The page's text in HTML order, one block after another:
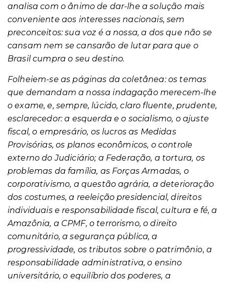
analisa com o ânimo de dar-lhe a solução mais
conveniente aos interesses nacionais, sem
preconceitos: sua voz é a nossa, a dos que não se
cansam nem se cansarão de lutar para que o
Brasil cumpra o seu destino.
Folheiem-se as páginas da coletânea: os temas
que demandam a nossa indagação merecem-lhe
o exame, e, sempre, lúcido, claro fluente, prudente,
esclarecedor: a esquerda e o socialismo, o ajuste
fiscal, o empresário, os lucros as Medidas
Provisórias, os planos econômicos, o controle
externo do Judiciário; a Federação, a tortura, os
problemas da família, as Forças Armadas, o
corporativismo, a questão agrária, a deterioração
dos costumes, a reeleição presidencial, direitos
individuais e responsabilidade fiscal, cultura e fé, a
Amazônia, a CPMF, o terrorismo, o direito
comunitário, a segurança pública, a
progressividade, os tributos sobre o patrimônio, a
responsabilidade administrativa, o ensino
universitário, o equilíbrio dos poderes, a